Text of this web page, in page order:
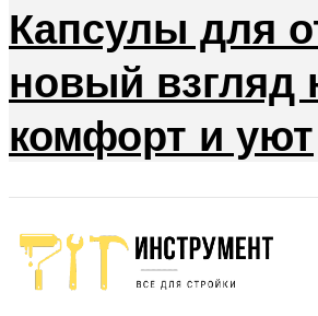
Капсулы для
новый взгляд
комфорт и уют